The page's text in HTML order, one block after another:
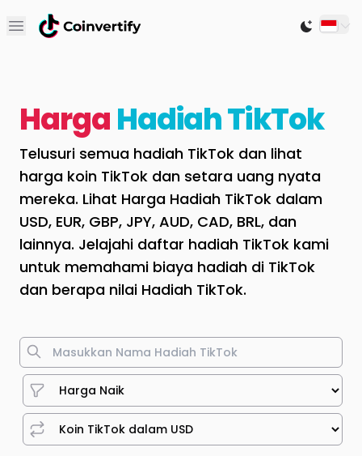
Open main menu Switch
HargaHadiah TikTok
Telusuri semua hadiah TikTok dan lihat
harga koin TikTok dan setara uang nyata
mereka. Lihat Harga Hadiah TikTok dalam
USD, EUR, GBP, JPY, AUD, CAD, BRL, dan
lainnya. Jelajahi daftar hadiah TikTok kami
untuk memahami biaya hadiah di TikTok
dan berapa nilai Hadiah TikTok.